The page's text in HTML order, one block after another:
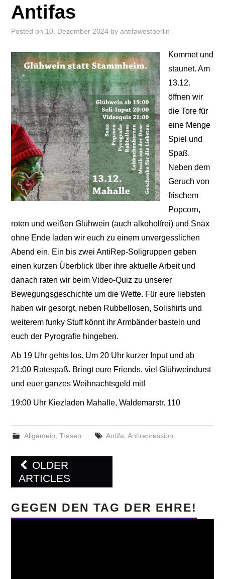
Antifas
Posted on 10. Dezember 2024 byantifawestberlin
Kommet und
staunet. Am
13.12.
öffnen wir
die Tore für
eine Menge
Spiel und
Spaß.
Neben dem
Geruch von
frischem
Popcorn,
roten und weißen Glühwein (auch alkoholfrei) und Snäx
ohne Ende laden wir euch zu einem unvergesslichen
Abend ein. Ein bis zwei AntiRep-Soligruppen geben
einen kurzen Überblick über ihre aktuelle Arbeit und
danach raten wir beim Video-Quiz zu unserer
Bewegungsgeschichte um die Wette. Für eure liebsten
haben wir gesorgt, neben Rubbellosen, Solishirts und
weiterem funky Stuff könnt ihr Armbänder basteln und
euch der Pyrografie hingeben.
Ab 19 Uhr gehts los. Um 20 Uhr kurzer Input und ab
21:00 Ratespaß. Bringt eure Friends, viel Glühweindurst
und euer ganzes Weihnachtsgeld mit!
19:00 Uhr Kiezladen Mahalle, Waldemarstr. 110
Allgemein Tresen Antifa Antirepression
Post
navigation
OLDER
ARTICLES
GEGEN DEN TAG DER EHRE!